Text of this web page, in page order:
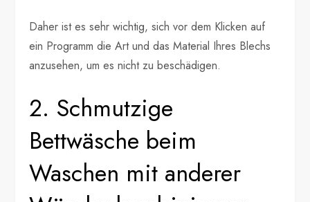
Daher ist es sehr wichtig, sich vor dem Klicken auf
ein Programm die Art und das Material Ihres Blechs
anzusehen, um es nicht zu beschädigen.
2. Schmutzige
Bettwäsche beim
Waschen mit anderer